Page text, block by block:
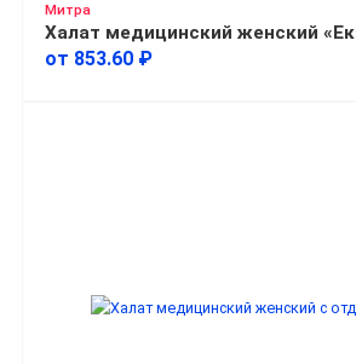
Митра
Халат медицинский женский
от 853.60 ₽